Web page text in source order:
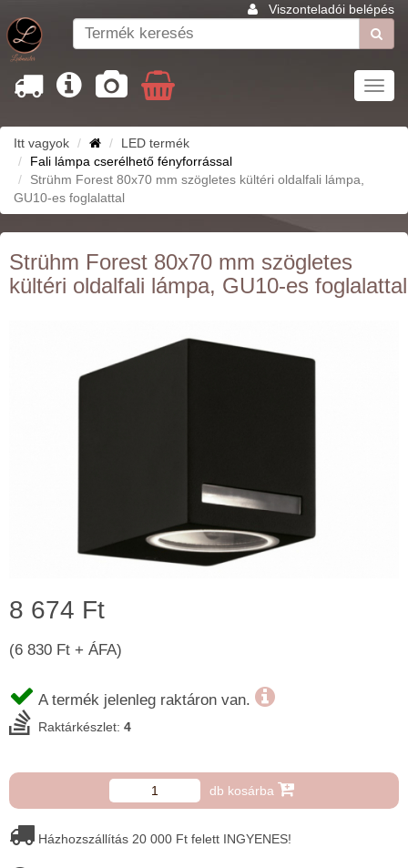
Viszonteladói belépés
Itt vagyok
LED termék
Fali lámpa cserélhető fényforrással
Strühm Forest 80x70 mm szögletes kültéri oldalfali lámpa,
GU10-es foglalattal
Strühm Forest 80x70 mm szögletes
kültéri oldalfali lámpa, GU10-es foglalattal
8 674 Ft
(6 830 Ft + ÁFA)
A termék jelenleg raktáron van.
Raktárkészlet: 4
db kosárba
Házhozszállítás 20 000 Ft felett INGYENES!